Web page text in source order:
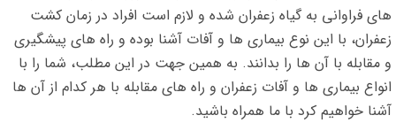
های فراوانی به گیاه زعفران شده و لازم است افراد در زمان کشت
زعفران، با این نوع بیماری ها و آفات آشنا بوده و راه های پیشگیری
و مقابله با آن ها را بدانند. به همین جهت در این مطلب، شما را با
انواع بیماری ها و آفات زعفران و راه های مقابله با هر کدام از آن ها
آشنا خواهیم کرد با ما همراه باشید.